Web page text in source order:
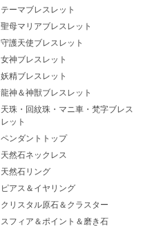
テーマブレスレット
聖母マリアブレスレット
守護天使ブレスレット
女神ブレスレット
妖精ブレスレット
龍神＆神獣ブレスレット
天珠・回紋珠・マニ車・梵字ブレス
レット
ペンダントトップ
天然石ネックレス
天然石リング
ピアス＆イヤリング
クリスタル原石＆クラスター
スフィア＆ポイント＆磨き石